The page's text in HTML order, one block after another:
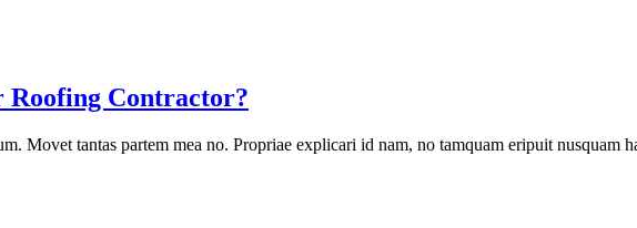
Contractor?
Movet tantas partem mea no. Propriae explicari id nam, no tamquam eripuit nusquam